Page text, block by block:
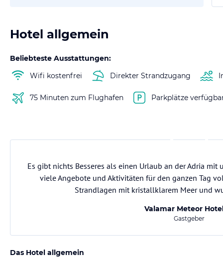
Hotel allgemein
Beliebteste Ausstattungen:
Wifi kostenfrei
Direkter Strandzugang
75 Minuten zum Flughafen Parkplätze
Es gibt nichts Besseres als einen Urlaub an der Adria mit
viele Angebote und Aktivitäten für den ganzen Tag
Strandlagen mit kristallklarem Meer und
Valamar Meteor
Gastgeber
Das Hotel allgemein